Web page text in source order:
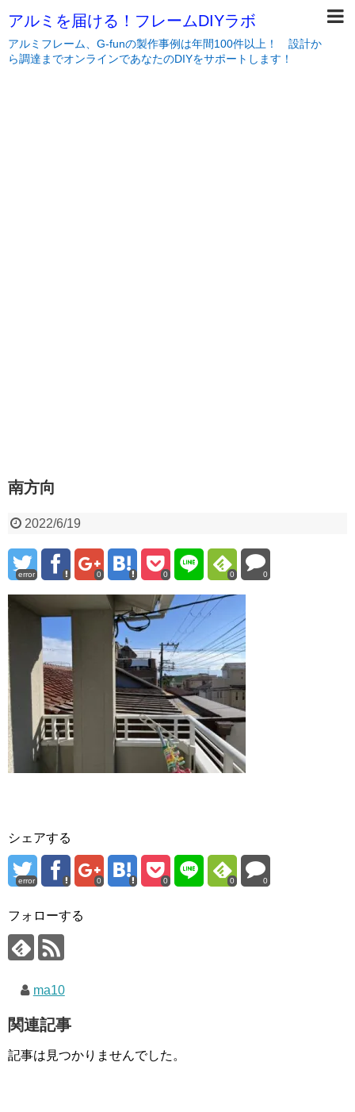
アルミを届ける！フレームDIYラボ
アルミフレーム、G-funの製作事例は年間100件以上！ 設計か
ら調達までオンラインであなたのDIYをサポートします！
南方向
2022/6/19
error 0 0 0 0
シェアする
error 0 0 0 0
フォローする
ma10
関連記事
記事は見つかりませんでした。